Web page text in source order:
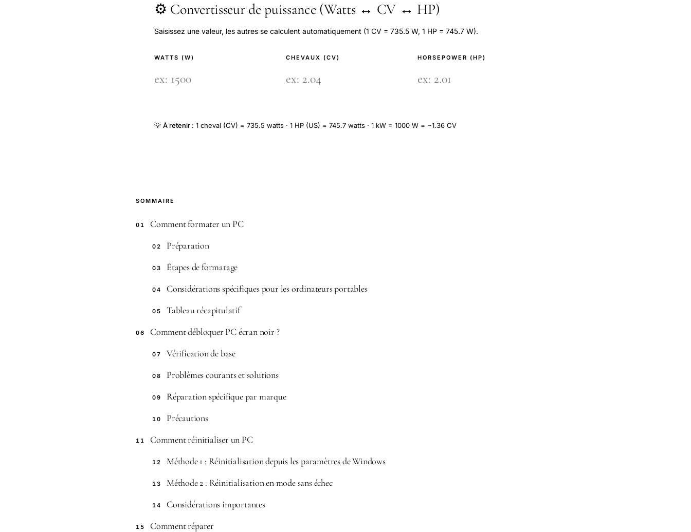
⚙️ Convertisseur de puissance (Watts ↔ CV ↔ HP)
Saisissez une valeur, les autres se calculent automatiquement (1 CV = 735.5 W, 1 HP = 745.7 W).
WATTS (W) CHEVAUX (CV) HORSEPOWER (HP)
💡 À retenir : 1 cheval (CV) = 735.5 watts · 1 HP (US) = 745.7 watts · 1 kW = 1000 W = ~1.36 CV
SOMMAIRE
01 Comment formater un PC
02 Préparation
03 Étapes de formatage
04 Considérations spécifiques pour les ordinateurs portables
05 Tableau récapitulatif
06 Comment débloquer PC écran noir ?
07 Vérification de base
08 Problèmes courants et solutions
09 Réparation spécifique par marque
10 Précautions
11 Comment réinitialiser un PC
12 Méthode 1 : Réinitialisation depuis les paramètres de Windows
13 Méthode 2 : Réinitialisation en mode sans échec
14 Considérations importantes
15 Comment réparer